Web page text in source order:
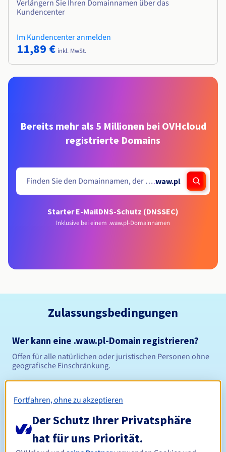
Verlängern Sie Ihren Domainnamen über das
Kundencenter
Im Kundencenter anmelden
11,89 € inkl. MwSt.
Bereits mehr als 5 Millionen bei OVHcloud
registrierte Domains
.waw.pl
Starter E-MailDNS-Schutz (DNSSEC)
Inklusive bei einem .waw.pl-Domainnamen
Zulassungsbedingungen
Wer kann eine .waw.pl-Domain registrieren?
Offen für alle natürlichen oder juristischen Personen ohne
geografische Einschränkung.
Registrierungszeitraum Zwischen 1 und 10 Jahren
Fortfahren, ohne zu akzeptieren
Der Schutz Ihrer Privatsphäre
hat für uns Priorität.